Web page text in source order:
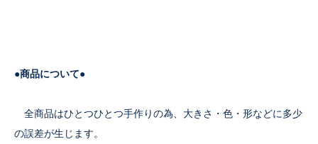
●商品について●
全商品はひとつひとつ手作りの為、大きさ・色・形などに多少
の誤差が生じます。